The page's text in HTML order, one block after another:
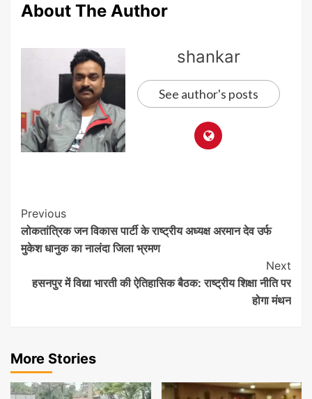
About The Author
shankar
See author's posts
Post
Navigation
Previous
लोकतांत्रिक जन विकास पार्टी के राष्ट्रीय अध्यक्ष अरमान देव उर्फ
मुकेश धानुक का नालंदा जिला भ्रमण
Next
हसनपुर में विद्या भारती की ऐतिहासिक बैठक: राष्ट्रीय शिक्षा नीति पर
होगा मंथन
More Stories